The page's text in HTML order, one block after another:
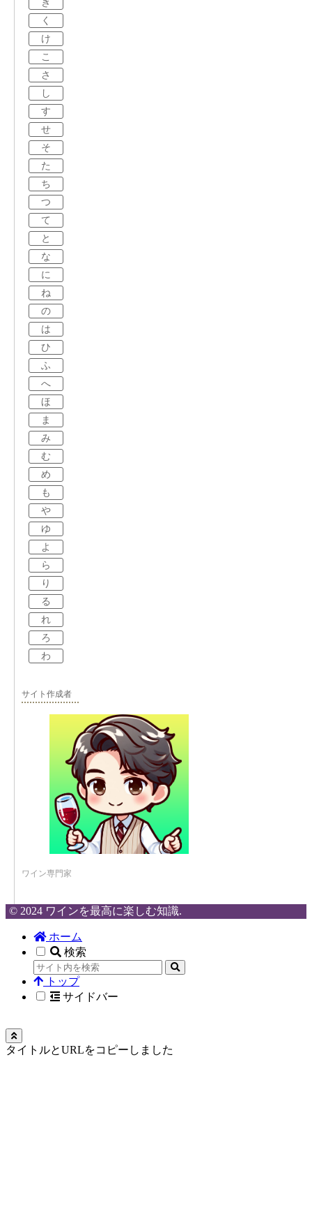
き
く
け
こ
さ
し
す
せ
そ
た
ち
つ
て
と
な
に
ね
の
は
ひ
ふ
へ
ほ
ま
み
む
め
も
や
ゆ
よ
ら
り
る
れ
ろ
わ
サイト作成者
ワイン専門家
© 2024 ワインを最高に楽しむ知識.
ホーム
検索
トップ
サイドバー
タイトルとURLをコピーしました